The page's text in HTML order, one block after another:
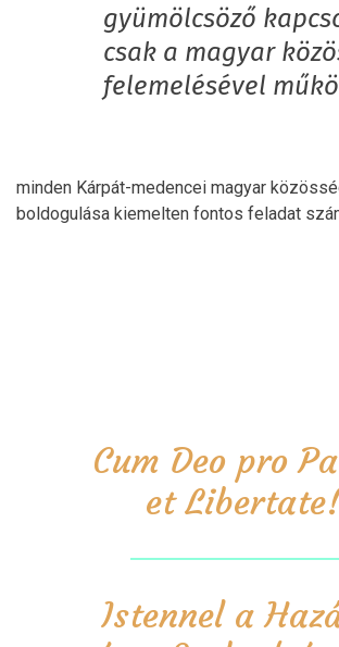
gyümölcsöző
csak a magyar
felemelésével
minden Kárpát-medencei magyar
boldogulása kiemelten fontos feladat
Cum Deo pro
et
Istennel a